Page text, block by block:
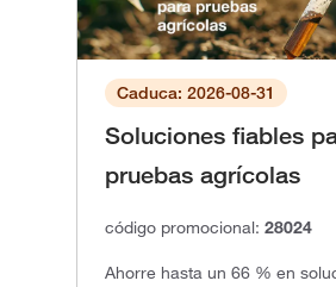
Caduca: 2026-08-31
Soluciones fiables
pruebas agrícolas
código promocional: 28024
Ahorre hasta un 66 % en